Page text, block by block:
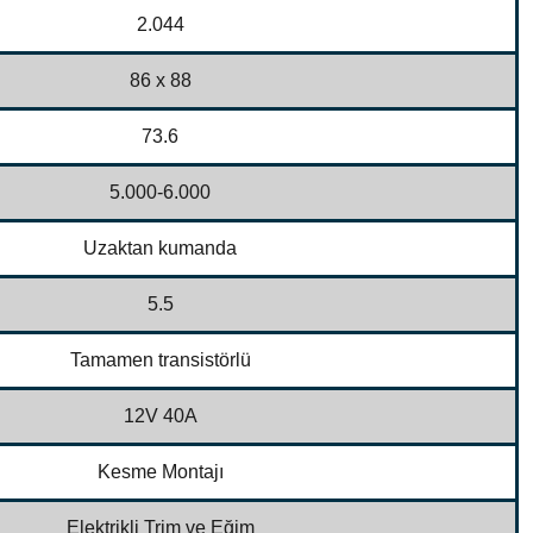
2.044
86 x 88
73.6
5.000-6.000
Uzaktan kumanda
5.5
Tamamen transistörlü
12V 40A
Kesme Montajı
Elektrikli Trim ve Eğim